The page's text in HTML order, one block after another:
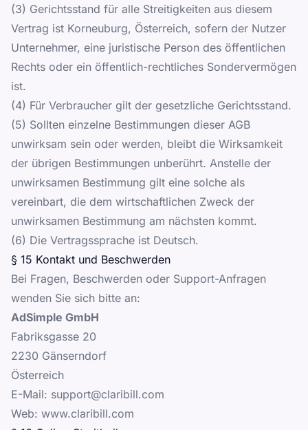
(3) Gerichtsstand für alle Streitigkeiten aus diesem
Vertrag ist Korneuburg, Österreich, sofern der Nutzer
Unternehmer, eine juristische Person des öffentlichen
Rechts oder ein öffentlich-rechtliches Sondervermögen
ist.
(4) Für Verbraucher gilt der gesetzliche Gerichtsstand.
(5) Sollten einzelne Bestimmungen dieser AGB
unwirksam sein oder werden, bleibt die Wirksamkeit
der übrigen Bestimmungen unberührt. Anstelle der
unwirksamen Bestimmung gilt eine solche als
vereinbart, die dem wirtschaftlichen Zweck der
unwirksamen Bestimmung am nächsten kommt.
(6) Die Vertragssprache ist Deutsch.
§ 15 Kontakt und Beschwerden
Bei Fragen, Beschwerden oder Support-Anfragen
wenden Sie sich bitte an:
AdSimple GmbH
Fabriksgasse 20
2230 Gänserndorf
Österreich
E-Mail: support@claribill.com
Web: www.claribill.com